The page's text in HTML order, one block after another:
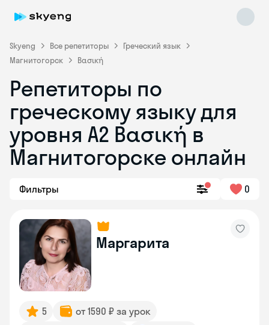
Skyeng Все репетиторы
Греческий язык
Магнитогорск
Βασική
Репетиторы по
греческому языку для
уровня Α2 Βασική в
Магнитогорске онлайн
Фильтры 0
Маргарита
5
от 1590 ₽ за урок
Skyeng Chat
online